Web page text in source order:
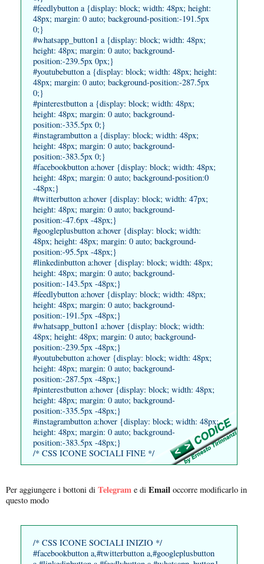
#feedlybutton a {display: block; width: 48px; height:
48px; margin: 0 auto; background-position:-191.5px
0;}
#whatsapp_button1 a {display: block; width: 48px;
height: 48px; margin: 0 auto; background-
position:-239.5px 0px;}
#youtubebutton a {display: block; width: 48px; height:
48px; margin: 0 auto; background-position:-287.5px
0;}
#pinterestbutton a {display: block; width: 48px;
height: 48px; margin: 0 auto; background-
position:-335.5px 0;}
#instagrambutton a {display: block; width: 48px;
height: 48px; margin: 0 auto; background-
position:-383.5px 0;}
#facebookbutton a:hover {display: block; width: 48px;
height: 48px; margin: 0 auto; background-position:0
-48px;}
#twitterbutton a:hover {display: block; width: 47px;
height: 48px; margin: 0 auto; background-
position:-47.6px -48px;}
#googleplusbutton a:hover {display: block; width:
48px; height: 48px; margin: 0 auto; background-
position:-95.5px -48px;}
#linkedinbutton a:hover {display: block; width: 48px;
height: 48px; margin: 0 auto; background-
position:-143.5px -48px;}
#feedlybutton a:hover {display: block; width: 48px;
height: 48px; margin: 0 auto; background-
position:-191.5px -48px;}
#whatsapp_button1 a:hover {display: block; width:
48px; height: 48px; margin: 0 auto; background-
position:-239.5px -48px;}
#youtubebutton a:hover {display: block; width: 48px;
height: 48px; margin: 0 auto; background-
position:-287.5px -48px;}
#pinterestbutton a:hover {display: block; width: 48px;
height: 48px; margin: 0 auto; background-
position:-335.5px -48px;}
#instagrambutton a:hover {display: block; width: 48px;
height: 48px; margin: 0 auto; background-
position:-383.5px -48px;}
/* CSS ICONE SOCIALI FINE */
Per aggiungere i bottoni di Telegram e di Email occorre modificarlo in
questo modo
/* CSS ICONE SOCIALI INIZIO */
#facebookbutton a,#twitterbutton a,#googleplusbutton